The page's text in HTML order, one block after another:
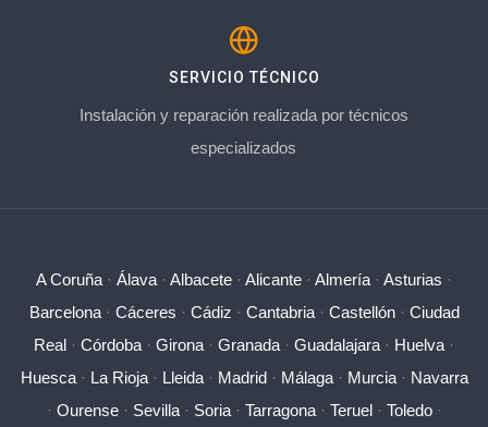
SERVICIO TÉCNICO
Instalación y reparación realizada por técnicos
especializados
A Coruña · Álava · Albacete · Alicante · Almería · Asturias ·
Barcelona· Cáceres · Cádiz · Cantabria· Castellón· Ciudad
Real · Córdoba · Girona · Granada · Guadalajara · Huelva ·
Huesca· La Rioja· Lleida· Madrid· Málaga· Murcia· Navarra
· Ourense· Sevilla· Soria· Tarragona· Teruel· Toledo·